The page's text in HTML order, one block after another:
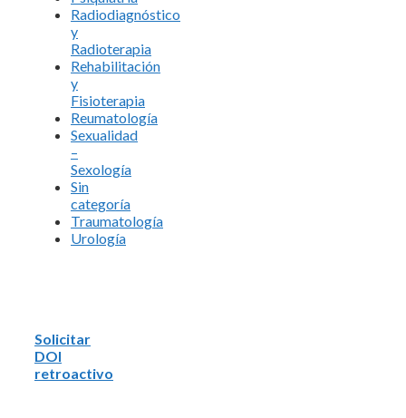
Radiodiagnóstico
y
Radioterapia
Rehabilitación
y
Fisioterapia
Reumatología
Sexualidad
–
Sexología
Sin
categoría
Traumatología
Urología
Solicitar
DOI
retroactivo